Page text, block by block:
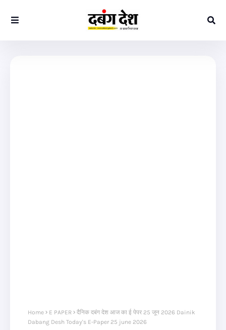
Home E PAPER
दैनिक दबंग देश आज का ई पेपर 25 जून 2026 Dainik
Dabang Desh Today's E-Paper 25 june 2026